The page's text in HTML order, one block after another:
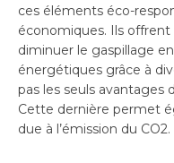
ces éléments éco-
économiques. Ils
diminuer le gaspillage
énergétiques grâce à
pas les seuls avantages
Cette dernière permet
due à l’émission du CO2.